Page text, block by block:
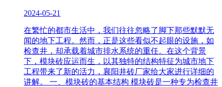
2024-05-21
在繁忙的都市生活中，我们往往忽略了脚下那些默默无
闻的地下工程。然而，正是这些看似不起眼的设施，如
检查井，却承载着城市排水系统的重任。在这个背景
下，模块砖应运而生，以其独特的结构特征为城市地下
工程带来了新的活力，襄阳井砖厂家给大家进行详细的
讲解。 一、模块砖的基本结构 模块砖是一种专为检查井